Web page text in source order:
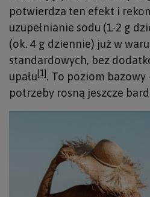
potwierdza ten efekt i
uzupełnianie sodu (1-2 g
(ok. 4 g dziennie) już w
standardowych, bez
upału[1]. To poziom bazowy
potrzeby rosną jeszcze